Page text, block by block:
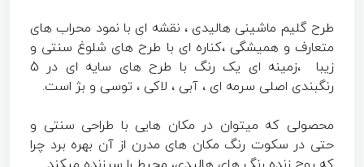
طرح گلیم ماشینی هالیدی ، نقشه ای با نمود محراب های
متعارف و همیشگی ،کناره ای با طرح های شلوغ سنتی و
زیبا ،زمینه ای یک رنگ با طرح های سایه ای در 5
رنگبندی اصلی سرمه ای ، آبی ، لاکی ، توسی و بژ است.
محصولی که میتوان در مکان هایی با طراحی سنتی و
حتی در سکوت رنگ مکان های مدرن از آن بهره برد چرا